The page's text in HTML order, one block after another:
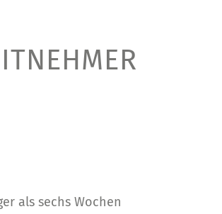
als sechs Wochen